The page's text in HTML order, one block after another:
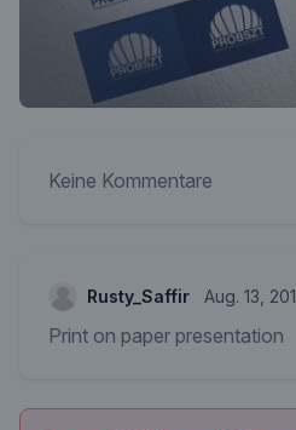
Keine Kommentare
Rusty_Saffir Aug. 13,
Print on paper presentation